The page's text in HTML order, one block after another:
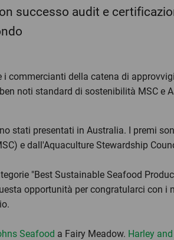
successo audit e
commercianti della catena di
noti standard di sostenibilità MSC e
stati presentati in Australia. I premi
e dall'Aquaculture Stewardship
"Best Sustainable Seafood
opportunità per congratularci con i
Seafood a Fairy Meadow. Harley